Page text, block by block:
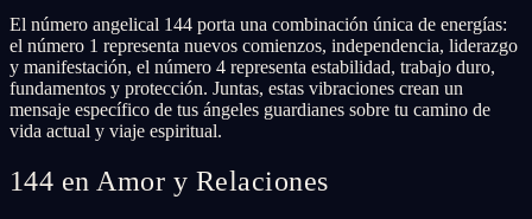
El número angelical 144 porta una combinación única de energías:
el número 1 representa nuevos comienzos, independencia, liderazgo
y manifestación, el número 4 representa estabilidad, trabajo duro,
fundamentos y protección. Juntas, estas vibraciones crean un
mensaje específico de tus ángeles guardianes sobre tu camino de
vida actual y viaje espiritual.
144 en Amor y Relaciones